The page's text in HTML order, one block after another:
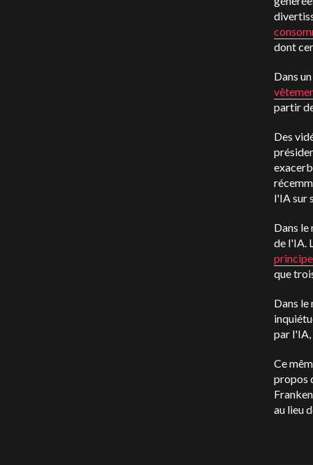
dont
Dans
partir
Des
l'IA sur
Dans
de l'IA.
principe
que
Dans le
par l'IA,
Ce
propos
au lieu